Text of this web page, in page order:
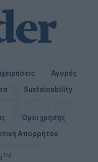
Αγορές
Sustainability
TM
Όροι χρήσης
Απορρήτου